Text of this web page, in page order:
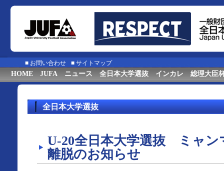
■ お問い合わせ ■ サイトマップ
HOME JUFA ニュース 全日本大学選抜 インカレ 総理大臣
全日本大学選抜
U-20全日本大学選抜 ミャ
離脱のお知らせ